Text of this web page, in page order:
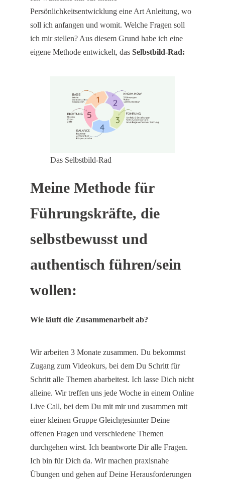
Persönlichkeitsentwicklung eine Art Anleitung, wo
soll ich anfangen und womit. Welche Fragen soll
ich mir stellen? Aus diesem Grund habe ich eine
eigene Methode entwickelt, das Selbstbild-Rad:
Das Selbstbild-Rad
Meine Methode für
Führungskräfte, die
selbstbewusst und
authentisch führen/sein
wollen:
Wie läuft die Zusammenarbeit ab?
Wir arbeiten 3 Monate zusammen. Du bekommst
Zugang zum Videokurs, bei dem Du Schritt für
Schritt alle Themen abarbeitest. Ich lasse Dich nicht
alleine. Wir treffen uns jede Woche in einem Online
Live Call, bei dem Du mit mir und zusammen mit
einer kleinen Gruppe Gleichgesinnter Deine
offenen Fragen und verschiedene Themen
durchgehen wirst. Ich beantworte Dir alle Fragen.
Ich bin für Dich da. Wir machen praxisnahe
Übungen und gehen auf Deine Herausforderungen